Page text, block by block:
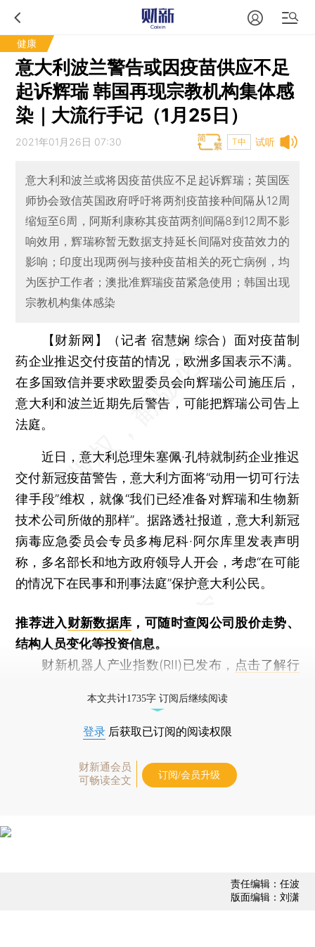
健康
意大利波兰警告或因疫苗供应不足
起诉辉瑞 韩国再现宗教机构集体感
染｜大流行手记（1月25日）
试听
2021年01月26日 07:30 T中
意大利和波兰或将因疫苗供应不足起诉辉瑞；英国医
师协会致信英国政府呼吁将两剂疫苗接种间隔从12周
缩短至6周，阿斯利康称其疫苗两剂间隔8到12周不影
响效用，辉瑞称暂无数据支持延长间隔对疫苗效力的
影响；印度出现两例与接种疫苗相关的死亡病例，均
为医护工作者；澳批准辉瑞疫苗紧急使用；韩国出现
宗教机构集体感染
【财新网】（记者 宿慧娴 综合） 面对疫苗制
药企业推迟交付疫苗的情况，欧洲多国表示不满。
在多国致信并要求欧盟委员会向辉瑞公司施压后，
意大利和波兰近期先后警告，可能把辉瑞公司告上
法庭。
近日，意大利总理朱塞佩·孔特就制药企业推迟
交付新冠疫苗警告，意大利方面将“动用一切可行法
律手段”维权，就像“我们已经准备对辉瑞和生物新
技术公司所做的那样”。据路透社报道，意大利新冠
病毒应急委员会专员多梅尼科·阿尔库里发表声明
称，多名部长和地方政府领导人开会，考虑“在可能
的情况下在民事和刑事法庭”保护意大利公民。
推荐进入财新数据库 ，可随时查阅公司股价走势、
结构人员变化等投资信息。
财新机器人产业指数(RII)已发布， 点击了解行
本文共计1735字 订阅后继续阅读
登录 后获取已订阅的阅读权限
财新通会员
可畅读全文
订阅/会员升级
责任编辑：任波
版面编辑：刘潇